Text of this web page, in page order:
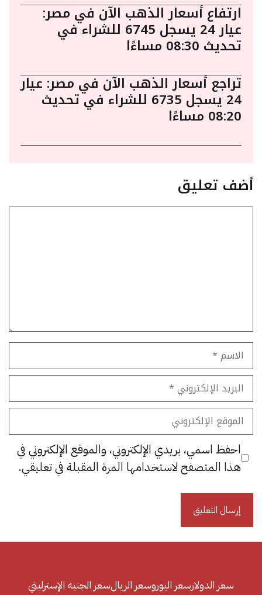
ارتفاع أسعار الذهب الآن في مصر:
عيار 24 يسجل 6745 للشراء في
تحديث 08:30 مساءًا
تراجع أسعار الذهب الآن في مصر: عيار
24 يسجل 6735 للشراء في تحديث
08:20 مساءًا
أضف تعليق
الاسم
البريد
الإلكتروني
الموقع
الإلكتروني
احفظ اسمي، بريدي الإلكتروني، والموقع الإلكتروني في
هذا المتصفح لاستخدامها المرة المقبلة في تعليقي.
سعر الدولارسعر اليوروسعر الريالسعر الجنيه الإسترليني